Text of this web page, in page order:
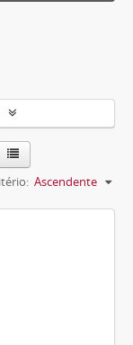
Ascendente